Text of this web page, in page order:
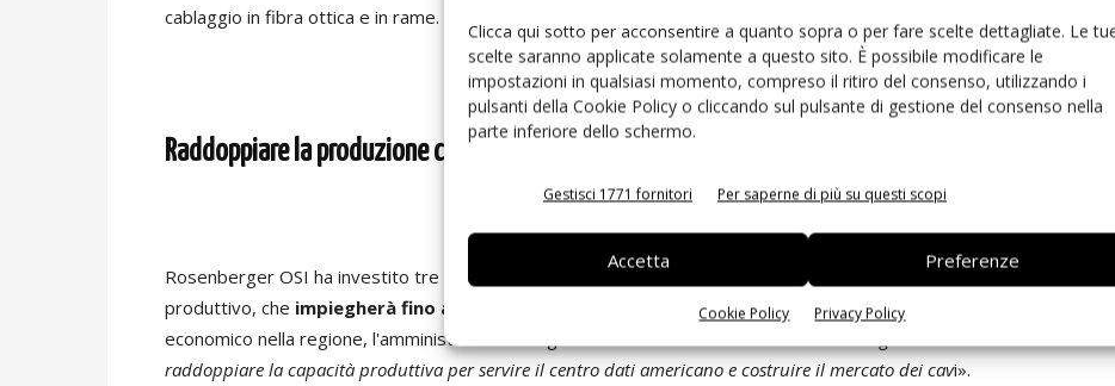
Clicca qui sotto per acconsentire a quanto sopra o per fare scelte dettagliate. Le
scelte saranno applicate solamente a questo sito. È possibile modificare le
impostazioni in qualsiasi momento, compreso il ritiro del consenso, utilizzando i
pulsanti della Cookie Policy o cliccando sul pulsante di gestione del consenso nella
parte inferiore dello schermo.
Gestisci 1771 fornitori Per saperne di più su questi scopi
Accetta Preferenze
Cookie Policy Privacy Policy
cablaggio in fibra ottica e in rame.
Raddoppiare la produzione come obiettivo dichiarato
Rosenberger OSI ha investito tre milioni di euro nella creazione e nello sviluppo del nuovo sito
produttivo, che impiegherà fino a 350 persone
. Per quanto riguarda il futuro e lo sviluppo
economico nella regione, l'amministratore delegato è ottimista: «
raddoppiare la capacità produttiva per servire il centro dati americano e costruire il mercato dei cavi».